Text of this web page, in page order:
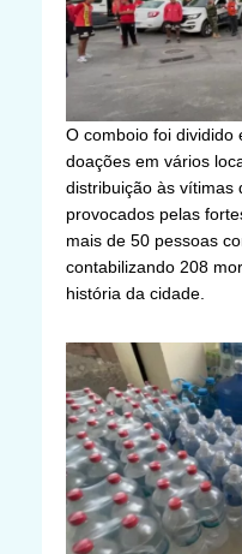
O comboio foi dividido
doações em vários
distribuição às vítimas
provocados pelas
mais de 50 pessoas
contabilizando 208
história da cidade.